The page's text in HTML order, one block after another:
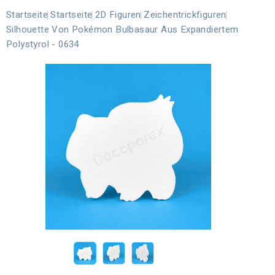
Startseite Startseite 2D Figuren Zeichentrickfiguren
Silhouette Von Pokémon Bulbasaur Aus Expandiertem
Polystyrol - 0634